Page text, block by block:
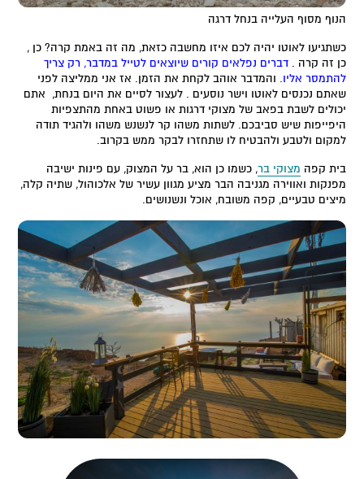
הנוף מסוף העלייה בנחל דרגה
כשתגיעו לאוטו יהיה לכם איזו מחשבה כזאת, מה זה באמת קרה? כן ,
כן זה קרה . דברים נפלאים קורים שיוצאים לטייל במדבר, רק צריך
להתמסר אליו. והמדבר אוהב לקחת את הזמן. אז אני ממליצה לפני
שאתם נכנסים לאוטו וישר נוסעים . לעצור לסיים את היום בנחת, אתם
יכולים לשבת בפאב של מצוקי דרגות או פשוט באחת מהתצפיות
היפייפות שיש סביבכם. לשתות משהו קר לנשנש משהו ולהגיד תודה
למקום ולטבע ולהבטיח לו שתחזרו לבקר ממש בקרוב.
בית קפה מצוקי בר, כשמו כן הוא, בר על המצוק, עם פינות ישיבה
מפנקות ואווירה מגניבה הבר מציע מגוון עשיר של אלכוהול, שתיה קלה,
מיצים טבעיים, קפה משובח, אוכל ונשנושים.